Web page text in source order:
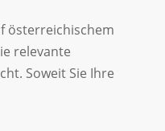
österreichischem
relevante
Soweit Sie Ihre